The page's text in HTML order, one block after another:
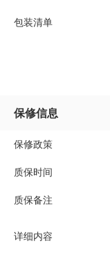
包装清单
保修信息
保修政策
质保时间
质保备注
详细内容